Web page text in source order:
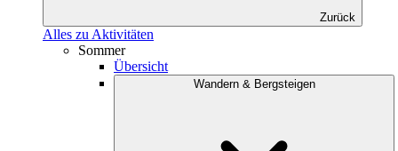
Zurück
Alles zu Aktivitäten
Sommer
Übersicht
Wandern & Bergsteigen